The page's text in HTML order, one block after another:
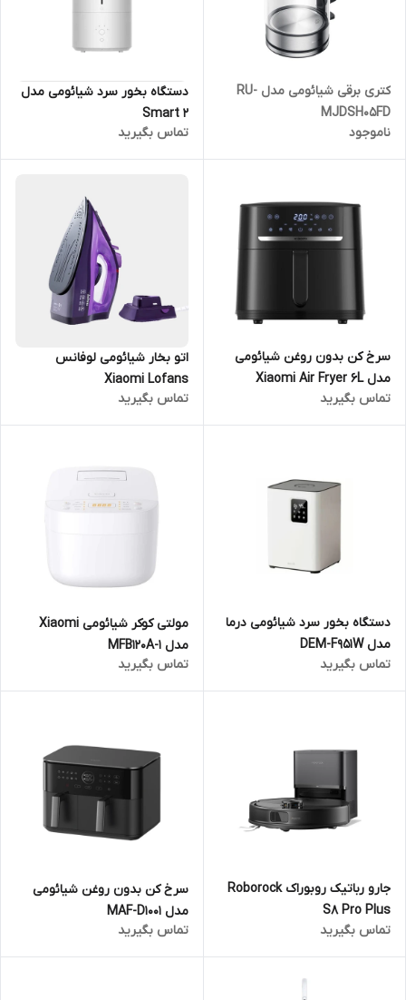
کتری برقی شیائومی مدل RU-
MJDSH05FD
ناموجود
دستگاه بخور سرد شیائومی مدل
Smart 2
تماس بگیرید
سرخ کن بدون روغن شیائومی
مدل Xiaomi Air Fryer 6L
MAF08
تماس بگیرید
اتو بخار شیائومی لوفانس
Xiaomi Lofans
تماس بگیرید
دستگاه بخور سرد شیائومی درما
مدل DEM-F951W
تماس بگیرید
مولتی کوکر شیائومی Xiaomi
مدل MFB120A-1
تماس بگیرید
جارو رباتیک روبوراک Roborock
S8 Pro Plus
تماس بگیرید
سرخ کن بدون روغن شیائومی
مدل MAF-D1001
تماس بگیرید